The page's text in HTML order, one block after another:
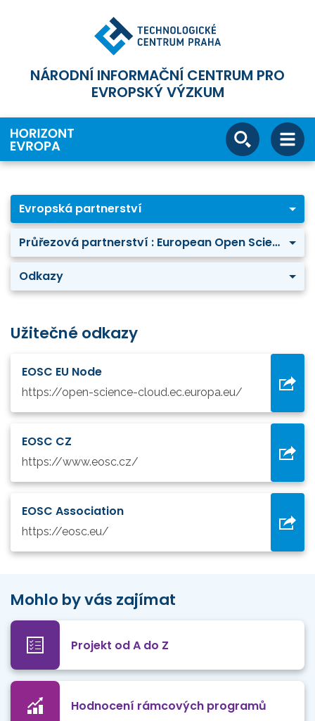
NÁRODNÍ INFORMAČNÍ CENTRUM PRO
EVROPSKÝ VÝZKUM
Evropská partnerství
Průřezová partnerství : European Open Science Cloud (EOSC)
Odkazy
Užitečné odkazy
EOSC EU Node
https://open-science-cloud.ec.europa.eu/
EOSC CZ
https://www.eosc.cz/
EOSC Association
https://eosc.eu/
Mohlo by vás zajímat
Projekt od A do Z
Hodnocení rámcových programů